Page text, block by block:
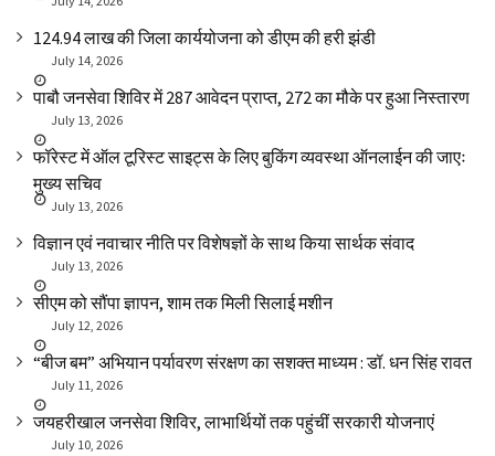
₹124.94 लाख की जिला कार्ययोजना को डीएम की हरी झंडी
July 14, 2026
पाबौ जनसेवा शिविर में 287 आवेदन प्राप्त, 272 का मौके पर हुआ निस्तारण
July 13, 2026
फॉरेस्ट में ऑल टूरिस्ट साइट्स के लिए बुकिंग व्यवस्था ऑनलाईन की जाएः
मुख्य सचिव
July 13, 2026
विज्ञान एवं नवाचार नीति पर विशेषज्ञों के साथ किया सार्थक संवाद
July 13, 2026
सीएम को सौंपा ज्ञापन, शाम तक मिली सिलाई मशीन
July 12, 2026
“बीज बम” अभियान पर्यावरण संरक्षण का सशक्त माध्यम : डॉ. धन सिंह रावत
July 11, 2026
जयहरीखाल जनसेवा शिविर, लाभार्थियों तक पहुंचीं सरकारी योजनाएं
July 10, 2026